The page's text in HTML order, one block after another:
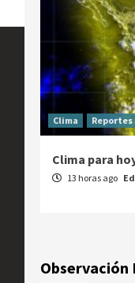
Clima Reportes
Clima para
13 horas ago
Observación